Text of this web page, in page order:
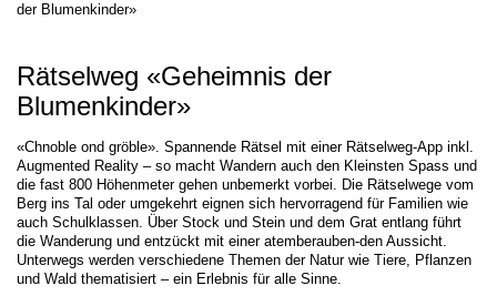
der Blumenkinder»
Rätselweg «Geheimnis der
Blumenkinder»
«Chnoble ond gröble». Spannende Rätsel mit einer Rätselweg-App inkl.
Augmented Reality – so macht Wandern auch den Kleinsten Spass und
die fast 800 Höhenmeter gehen unbemerkt vorbei. Die Rätselwege vom
Berg ins Tal oder umgekehrt eignen sich hervorragend für Familien wie
auch Schulklassen. Über Stock und Stein und dem Grat entlang führt
die Wanderung und entzückt mit einer atemberauben-den Aussicht.
Unterwegs werden verschiedene Themen der Natur wie Tiere, Pflanzen
und Wald thematisiert – ein Erlebnis für alle Sinne.